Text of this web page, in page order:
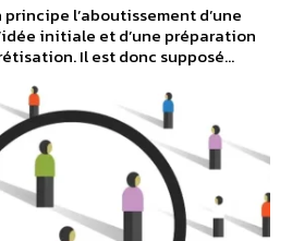
l’aboutissement d’une
initiale et d’une préparation
Il est donc supposé...